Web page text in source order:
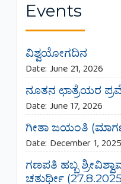
Events
ವಿಶ್ವಯೋಗದಿನ
Date: June 21, 2026
ನೂತನ ಛಾತ್ರೆಯರ
Date: June 17, 2026
ಗೀತಾ ಜಯಂತಿ
Date: December 1, 2025
ಗಣಪತಿ ಹಬ್ಬ
ಚತುರ್ಥೀ